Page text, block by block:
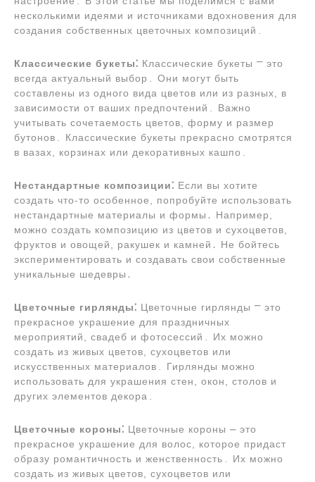
несколькими идеями и источниками вдохновения для
создания собственных цветочных композиций․
Классические букеты⁚ Классические букеты ⎻ это
всегда актуальный выбор․ Они могут быть
составлены из одного вида цветов или из разных, в
зависимости от ваших предпочтений․ Важно
учитывать сочетаемость цветов, форму и размер
бутонов․ Классические букеты прекрасно смотрятся
в вазах, корзинах или декоративных кашпо․
Нестандартные композиции⁚ Если вы хотите
создать что-то особенное, попробуйте использовать
нестандартные материалы и формы․ Например,
можно создать композицию из цветов и сухоцветов,
фруктов и овощей, ракушек и камней․ Не бойтесь
экспериментировать и создавать свои собственные
уникальные шедевры․
Цветочные гирлянды⁚ Цветочные гирлянды ⎻ это
прекрасное украшение для праздничных
мероприятий, свадеб и фотосессий․ Их можно
создать из живых цветов, сухоцветов или
искусственных материалов․ Гирлянды можно
использовать для украшения стен, окон, столов и
других элементов декора․
Цветочные короны⁚ Цветочные короны ⎼ это
прекрасное украшение для волос, которое придаст
образу романтичность и женственность․ Их можно
создать из живых цветов, сухоцветов или